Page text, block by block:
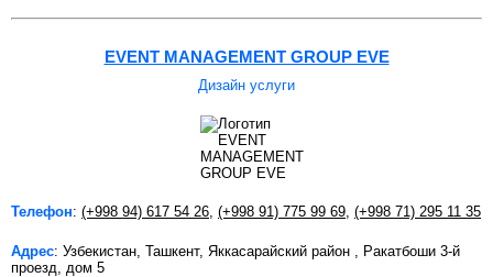
EVENT MANAGEMENT GROUP EVE
Дизайн услуги
Телефон: (+998 94) 617 54 26 (+998 91) 775 99 69 (+998 71) 295 11 35
Адрес: Узбекистан, Ташкент, Яккасарайский район , Ракатбоши 3-й
проезд, дом 5